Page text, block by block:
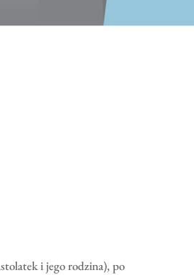
i jego rodzina), po